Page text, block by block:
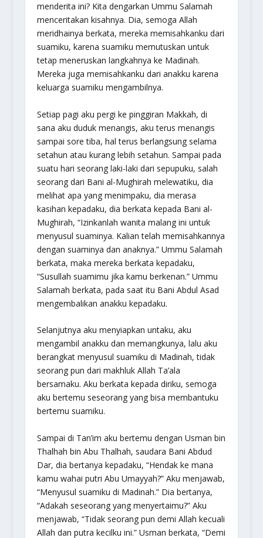
menderita ini? Kita dengarkan Ummu Salamah
menceritakan kisahnya. Dia, semoga Allah
meridhainya berkata, mereka memisahkanku dari
suamiku, karena suamiku memutuskan untuk
tetap meneruskan langkahnya ke Madinah.
Mereka juga memisahkanku dari anakku karena
keluarga suamiku mengambilnya.
Setiap pagi aku pergi ke pinggiran Makkah, di
sana aku duduk menangis, aku terus menangis
sampai sore tiba, hal terus berlangsung selama
setahun atau kurang lebih setahun. Sampai pada
suatu hari seorang laki-laki dari sepupuku, salah
seorang dari Bani al-Mughirah melewatiku, dia
melihat apa yang menimpaku, dia merasa
kasihan kepadaku, dia berkata kepada Bani al-
Mughirah, “Izinkanlah wanita malang ini untuk
menyusul suaminya. Kalian telah memisahkannya
dengan suaminya dan anaknya.” Ummu Salamah
berkata, maka mereka berkata kepadaku,
“Susullah suamimu jika kamu berkenan.” Ummu
Salamah berkata, pada saat itu Bani Abdul Asad
mengembalikan anakku kepadaku.
Selanjutnya aku menyiapkan untaku, aku
mengambil anakku dan memangkunya, lalu aku
berangkat menyusul suamiku di Madinah, tidak
seorang pun dari makhluk Allah Ta’ala
bersamaku. Aku berkata kepada diriku, semoga
aku bertemu seseorang yang bisa membantuku
bertemu suamiku.
Sampai di Tan’im aku bertemu dengan Usman bin
Thalhah bin Abu Thalhah, saudara Bani Abdud
Dar, dia bertanya kepadaku, “Hendak ke mana
kamu wahai putri Abu Umayyah?” Aku menjawab,
“Menyusul suamiku di Madinah.” Dia bertanya,
“Adakah seseorang yang menyertaimu?” Aku
menjawab, “Tidak seorang pun demi Allah kecuali
Allah dan putra kecilku ini.” Usman berkata, “Demi